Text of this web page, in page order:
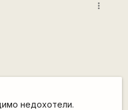
more_vert
недохотели.